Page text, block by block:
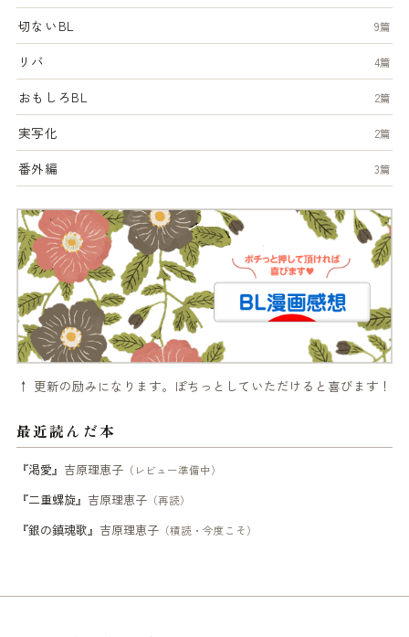
切ないBL 9篇
リバ 4篇
おもしろBL 2篇
実写化 2篇
番外編 3篇
↑ 更新の励みになります。ぽちっとしていただけると喜びます！
最近読んだ本
『渇愛』 吉原理恵子（レビュー準備中）
『二重螺旋』 吉原理恵子（再読）
『銀の鎮魂歌』 吉原理恵子（積読・今度こそ）